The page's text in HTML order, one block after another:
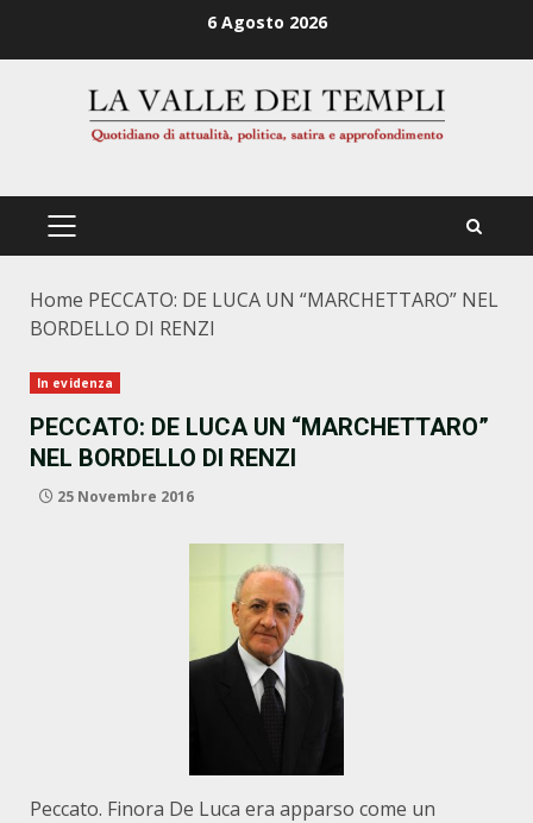
6 Agosto 2026
PRIMÄRES
Home PECCATO: DE LUCA UN “MARCHETTARO” NEL
BORDELLO DI RENZI
In evidenza
PECCATO: DE LUCA UN “MARCHETTARO”
NEL BORDELLO DI RENZI
25 Novembre 2016
Peccato. Finora De Luca era apparso come un